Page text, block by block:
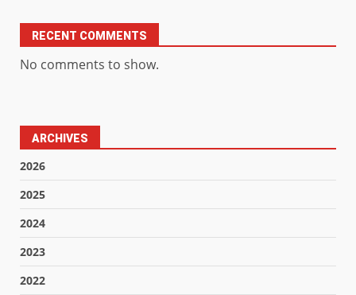
RECENT COMMENTS
No comments to show.
ARCHIVES
2026
2025
2024
2023
2022